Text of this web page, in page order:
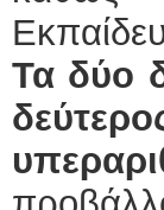
Τα δύο